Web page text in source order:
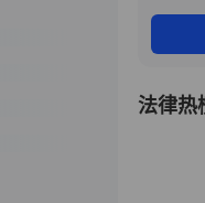
法律热